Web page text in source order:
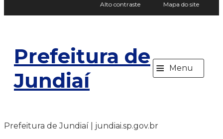
Alto contraste Mapa do site
Prefeitura de
Jundiaí
≡ Menu
Prefeitura de Jundiaí | jundiai.sp.gov.br